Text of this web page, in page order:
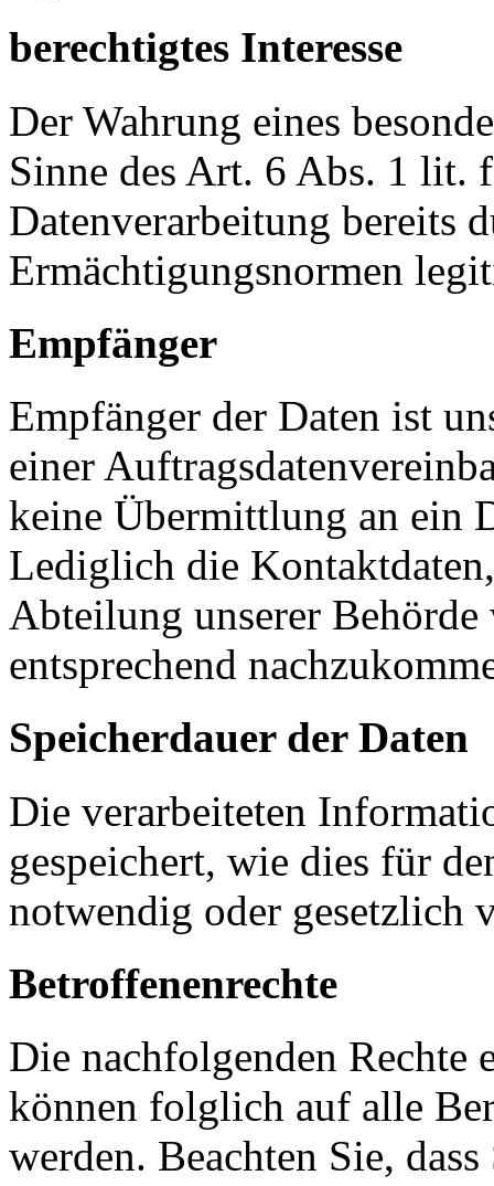
berechtigtes Interesse
Der Wahrung eines
Sinne des Art. 6 Abs. 1 lit.
Datenverarbeitung bereits
Ermächtigungsnormen
Empfänger
Empfänger der Daten ist
einer
keine Übermittlung an ein
Lediglich die
Abteilung unserer
entsprechend
Speicherdauer der Daten
Die verarbeiteten
gespeichert, wie dies für
notwendig oder gesetzlich
Betroffenenrechte
Die nachfolgenden Rechte
können folglich auf alle
werden. Beachten Sie,